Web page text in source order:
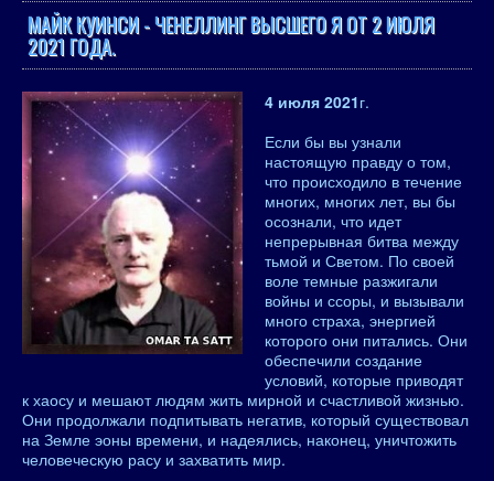
МАЙК КУИНСИ - ЧЕНЕЛЛИНГ ВЫСШЕГО Я ОТ 2 ИЮЛЯ
2021 ГОДА.
4 июля 2021г.
Если бы вы узнали
настоящую правду о том,
что происходило в течение
многих, многих лет, вы бы
осознали, что идет
непрерывная битва между
тьмой и Светом. По своей
воле темные разжигали
войны и ссоры, и вызывали
много страха, энергией
которого они питались. Они
обеспечили создание
условий, которые приводят
к хаосу и мешают людям жить мирной и счастливой жизнью.
Они продолжали подпитывать негатив, который существовал
на Земле эоны времени, и надеялись, наконец, уничтожить
человеческую расу и захватить мир.